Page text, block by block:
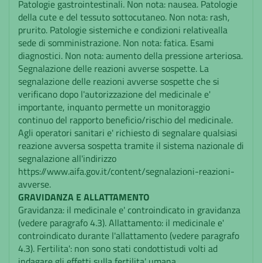
Patologie gastrointestinali. Non nota: nausea. Patologie
della cute e del tessuto sottocutaneo. Non nota: rash,
prurito. Patologie sistemiche e condizioni relativealla
sede di somministrazione. Non nota: fatica. Esami
diagnostici. Non nota: aumento della pressione arteriosa.
Segnalazione delle reazioni avverse sospette. La
segnalazione delle reazioni avverse sospette che si
verificano dopo l'autorizzazione del medicinale e'
importante, inquanto permette un monitoraggio
continuo del rapporto beneficio/rischio del medicinale.
Agli operatori sanitari e' richiesto di segnalare qualsiasi
reazione avversa sospetta tramite il sistema nazionale di
segnalazione all'indirizzo
https://www.aifa.gov.it/content/segnalazioni-reazioni-
avverse.
GRAVIDANZA E ALLATTAMENTO
Gravidanza: il medicinale e' controindicato in gravidanza
(vedere paragrafo 4.3). Allattamento: il medicinale e'
controindicato durante l'allattamento (vedere paragrafo
4.3). Fertilita': non sono stati condottistudi volti ad